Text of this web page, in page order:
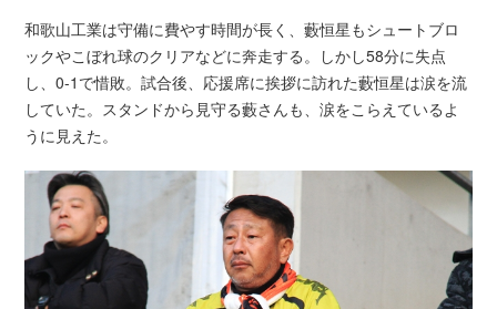
和歌山工業は守備に費やす時間が長く、藪恒星もシュートブロ
ックやこぼれ球のクリアなどに奔走する。しかし58分に失点
し、0-1で惜敗。試合後、応援席に挨拶に訪れた藪恒星は涙を流
していた。スタンドから見守る藪さんも、涙をこらえているよ
うに見えた。